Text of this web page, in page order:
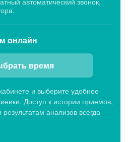
онлайн
время
и выберите удобное
Доступ к истории приемов,
анализов всегда